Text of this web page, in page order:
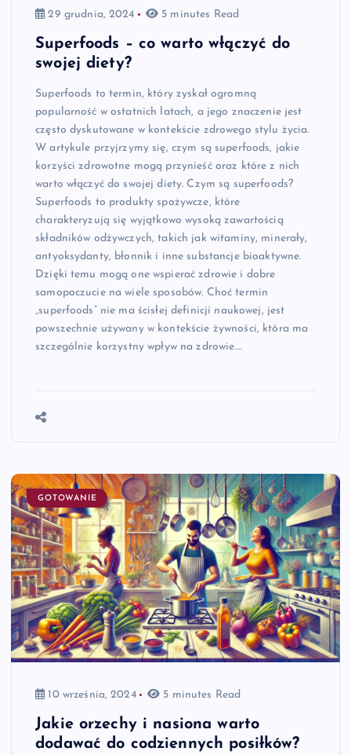
29 grudnia, 2024 5 minutes Read
Superfoods – co warto włączyć do
swojej diety?
Superfoods to termin, który zyskał ogromną
popularność w ostatnich latach, a jego znaczenie jest
często dyskutowane w kontekście zdrowego stylu życia.
W artykule przyjrzymy się, czym są superfoods, jakie
korzyści zdrowotne mogą przynieść oraz które z nich
warto włączyć do swojej diety. Czym są superfoods?
Superfoods to produkty spożywcze, które
charakteryzują się wyjątkowo wysoką zawartością
składników odżywczych, takich jak witaminy, minerały,
antyoksydanty, błonnik i inne substancje bioaktywne.
Dzięki temu mogą one wspierać zdrowie i dobre
samopoczucie na wiele sposobów. Choć termin
„superfoods” nie ma ścisłej definicji naukowej, jest
powszechnie używany w kontekście żywności, która ma
szczególnie korzystny wpływ na zdrowie.…
GOTOWANIE
10 września, 2024 5 minutes Read
Jakie orzechy i nasiona warto
dodawać do codziennych posiłków?